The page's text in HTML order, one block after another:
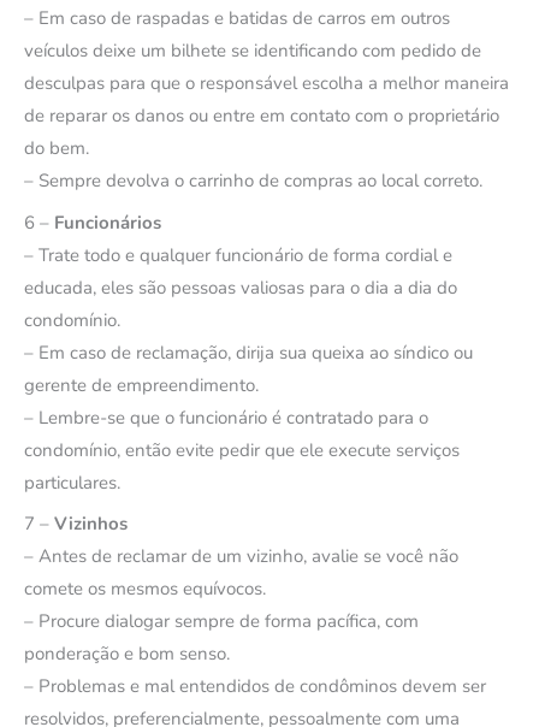
– Em caso de raspadas e batidas de carros em outros
veículos deixe um bilhete se identificando com pedido de
desculpas para que o responsável escolha a melhor maneira
de reparar os danos ou entre em contato com o proprietário
do bem.
– Sempre devolva o carrinho de compras ao local correto.
6 – Funcionários
– Trate todo e qualquer funcionário de forma cordial e
educada, eles são pessoas valiosas para o dia a dia do
condomínio.
– Em caso de reclamação, dirija sua queixa ao síndico ou
gerente de empreendimento.
– Lembre-se que o funcionário é contratado para o
condomínio, então evite pedir que ele execute serviços
particulares.
7 – Vizinhos
– Antes de reclamar de um vizinho, avalie se você não
comete os mesmos equívocos.
– Procure dialogar sempre de forma pacífica, com
ponderação e bom senso.
– Problemas e mal entendidos de condôminos devem ser
resolvidos, preferencialmente, pessoalmente com uma